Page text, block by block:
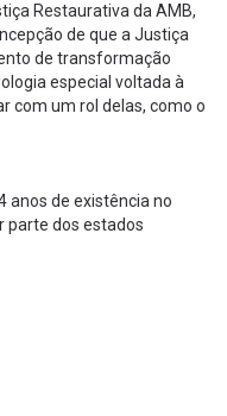
Restaurativa da AMB,
de que a Justiça
de transformação
especial voltada à
com um rol delas, como o
anos de existência no
parte dos estados